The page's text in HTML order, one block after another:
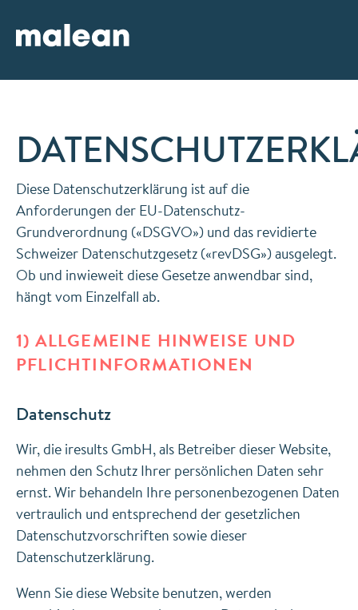
INHALT
NAVIGATION
Diese Datenschutzerklärung ist auf die
Anforderungen der EU-Datenschutz-
Grundverordnung («DSGVO») und das revidierte
Schweizer Datenschutzgesetz («revDSG») ausgelegt.
Ob und inwieweit diese Gesetze anwendbar sind,
hängt vom Einzelfall ab.
1) ALLGEMEINE HINWEISE UND
PFLICHTINFORMATIONEN
Datenschutz
Wir, die iresults GmbH, als Betreiber dieser Website,
nehmen den Schutz Ihrer persönlichen Daten sehr
ernst. Wir behandeln Ihre personenbezogenen Daten
vertraulich und entsprechend der gesetzlichen
Datenschutzvorschriften sowie dieser
Datenschutzerklärung.
Wenn Sie diese Website benutzen, werden